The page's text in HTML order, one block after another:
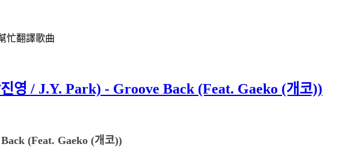
忙翻譯歌曲
영 / J.Y. Park) - Groove Back (Feat. Gaeko (개코))
(Feat. Gaeko (개코))